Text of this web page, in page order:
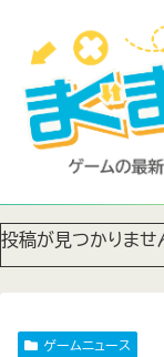
投稿が見つかりませ
ゲームニュース